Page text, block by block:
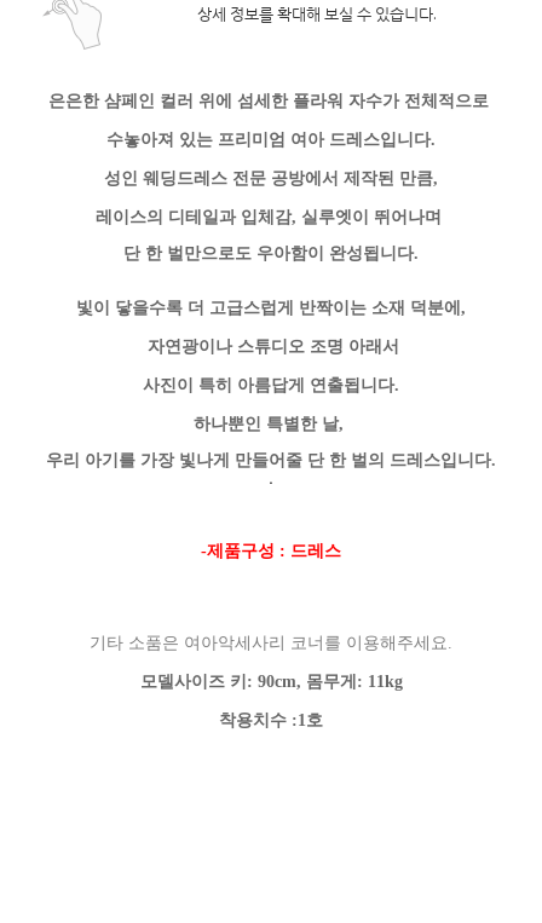
상세 정보를 확대해 보실 수 있습니다.
은은한 샴페인 컬러 위에 섬세한 플라워 자수가 전체적으로
수놓아져 있는 프리미엄 여아 드레스입니다.
성인 웨딩드레스 전문 공방에서 제작된 만큼,
레이스의 디테일과 입체감, 실루엣이 뛰어나며
단 한 벌만으로도 우아함이 완성됩니다.
빛이 닿을수록 더 고급스럽게 반짝이는 소재 덕분에,
자연광이나 스튜디오 조명 아래서
사진이 특히 아름답게 연출됩니다.
하나뿐인 특별한 날,
우리 아기를 가장 빛나게 만들어줄 단 한 벌의 드레스입니다.
.
-제품구성 : 드레스
기타 소품은 여아악세사리 코너를 이용해주세요.
모델사이즈 키: 90cm, 몸무게: 11kg
착용치수 :1호